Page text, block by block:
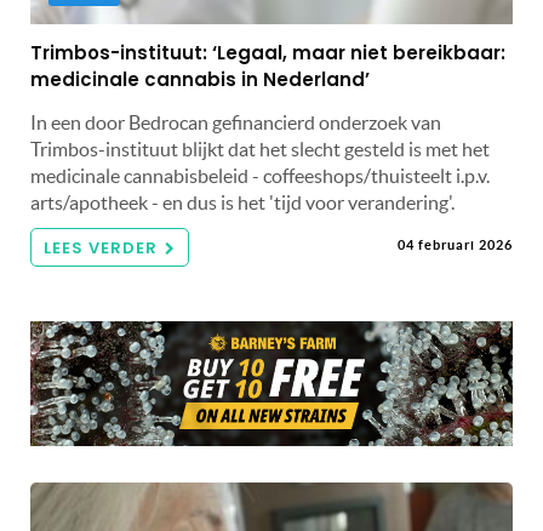
Trimbos-instituut: ‘Legaal, maar niet bereikbaar:
medicinale cannabis in Nederland’
In een door Bedrocan gefinancierd onderzoek van
Trimbos-instituut blijkt dat het slecht gesteld is met het
medicinale cannabisbeleid - coffeeshops/thuisteelt i.p.v.
arts/apotheek - en dus is het 'tijd voor verandering'.
LEES VERDER 04 februari 2026